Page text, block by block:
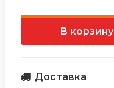
В корзину
Доставка